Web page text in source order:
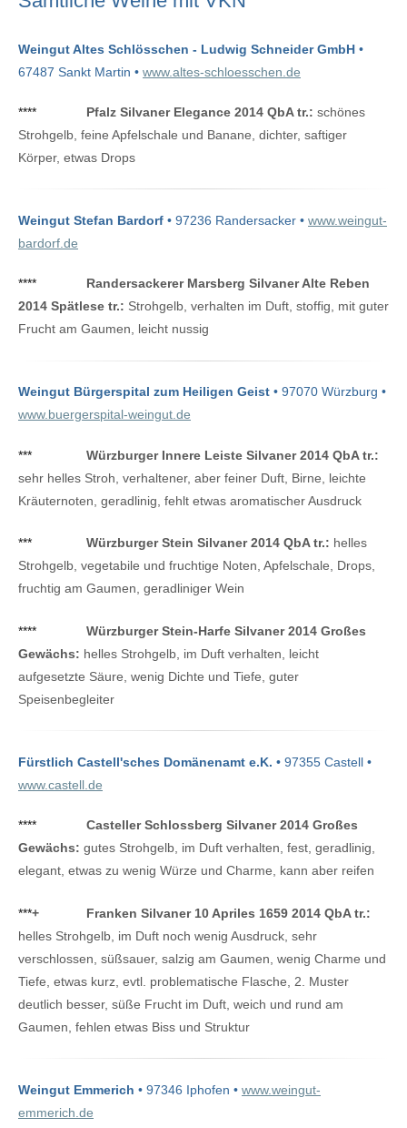
Weingut Altes Schlösschen - Ludwig Schneider GmbH •
67487 Sankt Martin • www.altes-schloesschen.de
**** Pfalz Silvaner Elegance 2014 QbA tr.: schönes
Strohgelb, feine Apfelschale und Banane, dichter, saftiger
Körper, etwas Drops
Weingut Stefan Bardorf • 97236 Randersacker • www.weingut-
bardorf.de
****
Randersackerer Marsberg Silvaner Alte Reben
2014 Spätlese tr.: Strohgelb, verhalten im Duft, stoffig, mit guter
Frucht am Gaumen, leicht nussig
Weingut Bürgerspital zum Heiligen Geist • 97070 Würzburg •
www.buergerspital-weingut.de
***
Würzburger Innere Leiste Silvaner 2014 QbA tr.:
sehr helles Stroh, verhaltener, aber feiner Duft, Birne, leichte
Kräuternoten, geradlinig, fehlt etwas aromatischer Ausdruck
*** Würzburger Stein Silvaner 2014 QbA tr.: helles
Strohgelb, vegetabile und fruchtige Noten, Apfelschale, Drops,
fruchtig am Gaumen, geradliniger Wein
****
Würzburger Stein-Harfe Silvaner 2014 Großes
Gewächs: helles Strohgelb, im Duft verhalten, leicht
aufgesetzte Säure, wenig Dichte und Tiefe, guter
Speisenbegleiter
Fürstlich Castell'sches Domänenamt e.K. • 97355 Castell •
www.castell.de
****
Casteller Schlossberg Silvaner 2014 Großes
Gewächs: gutes Strohgelb, im Duft verhalten, fest, geradlinig,
elegant, etwas zu wenig Würze und Charme, kann aber reifen
***+
Franken Silvaner 10 Apriles 1659 2014 QbA tr.:
helles Strohgelb, im Duft noch wenig Ausdruck, sehr
verschlossen, süßsauer, salzig am Gaumen, wenig Charme und
Tiefe, etwas kurz, evtl. problematische Flasche, 2. Muster
deutlich besser, süße Frucht im Duft, weich und rund am
Gaumen, fehlen etwas Biss und Struktur
Weingut Emmerich • 97346 Iphofen • www.weingut-
emmerich.de